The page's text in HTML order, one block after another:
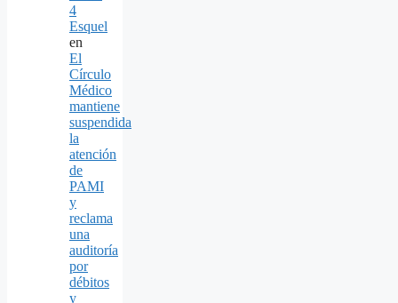
4
Esquel
en
El
Círculo
Médico
mantiene
suspendida
la
atención
de
PAMI
y
reclama
una
auditoría
por
débitos
y